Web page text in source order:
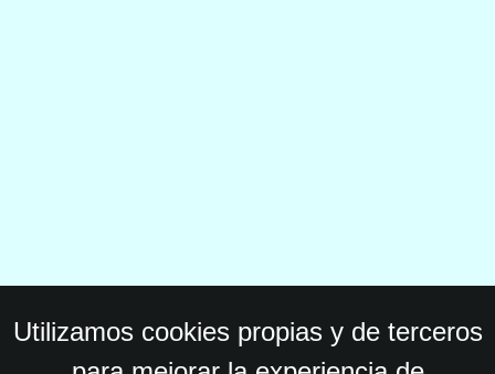
Utilizamos cookies propias y de terceros